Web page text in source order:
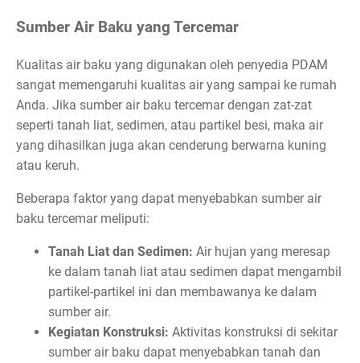
Sumber Air Baku yang Tercemar
Kualitas air baku yang digunakan oleh penyedia PDAM
sangat memengaruhi kualitas air yang sampai ke rumah
Anda. Jika sumber air baku tercemar dengan zat-zat
seperti tanah liat, sedimen, atau partikel besi, maka air
yang dihasilkan juga akan cenderung berwarna kuning
atau keruh.
Beberapa faktor yang dapat menyebabkan sumber air
baku tercemar meliputi:
Tanah Liat dan Sedimen: Air hujan yang meresap
ke dalam tanah liat atau sedimen dapat mengambil
partikel-partikel ini dan membawanya ke dalam
sumber air.
Kegiatan Konstruksi: Aktivitas konstruksi di sekitar
sumber air baku dapat menyebabkan tanah dan